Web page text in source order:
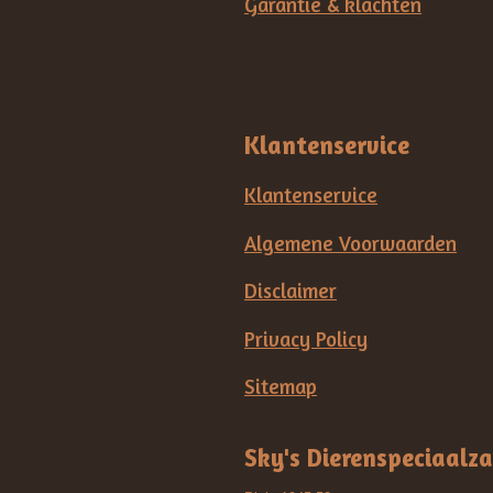
Klantenservice
Klantenservice
Algemene Voorwaarden
Disclaimer
Privacy Policy
Sitemap
Sky's